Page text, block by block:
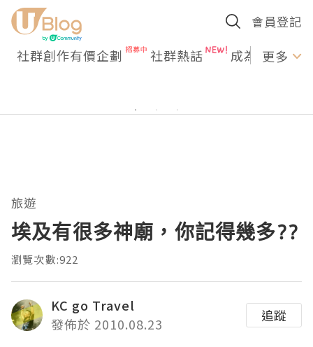
會員登記
社群創作有價企劃 社群熱話 成為U更多
旅遊
埃及有很多神廟，你記得幾多??
瀏覽次數:922
KC go Travel
發佈於 2010.08.23
追蹤